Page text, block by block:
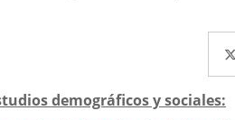
demográficos y sociales: